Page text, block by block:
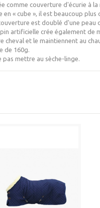
comme couverture d'écurie à la
en « cube », il est beaucoup
est doublé d'une peau
artificielle crée également de
cheval et le maintiennent au
de 160g.
pas mettre au sèche-linge.